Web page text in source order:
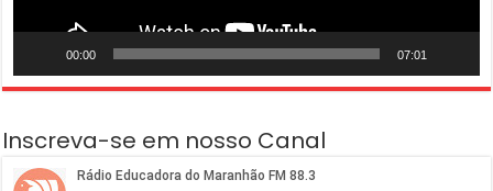
00:00 07:01
Inscreva-se em nosso Canal